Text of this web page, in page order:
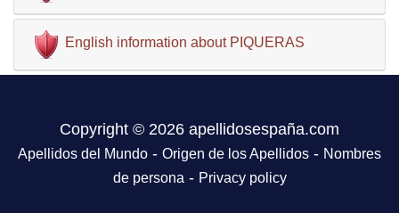
English information about PIQUERAS
Copyright © 2026 apellidosespaña.com
Apellidos del Mundo - Origen de los Apellidos - Nombres
de persona- Privacy policy